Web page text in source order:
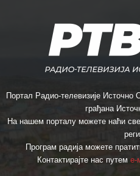
Портал Радио-телевизије Источно
грађана
На нашем порталу можете наћи
Програм радија можете
Контактирајте нас путем е-